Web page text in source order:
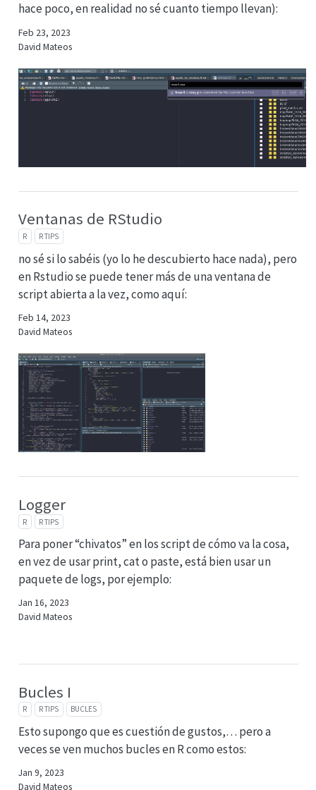
hace poco, en realidad no sé cuanto tiempo llevan):
Feb 23, 2023
David Mateos
Ventanas de RStudio
R R TIPS
no sé si lo sabéis (yo lo he descubierto hace nada), pero
en Rstudio se puede tener más de una ventana de
script abierta a la vez, como aquí:
Feb 14, 2023
David Mateos
Logger
R R TIPS
Para poner “chivatos” en los script de cómo va la cosa,
en vez de usar print, cat o paste, está bien usar un
paquete de logs, por ejemplo:
Jan 16, 2023
David Mateos
Bucles I
R R TIPS BUCLES
Esto supongo que es cuestión de gustos,… pero a
veces se ven muchos bucles en R como estos:
Jan 9, 2023
David Mateos